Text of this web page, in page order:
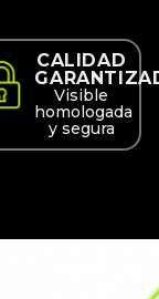
CALIDAD
Visible
homologada
y segura